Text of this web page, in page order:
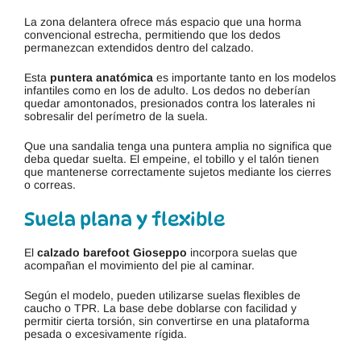
La zona delantera ofrece más espacio que una horma
convencional estrecha, permitiendo que los dedos
permanezcan extendidos dentro del calzado.
Esta puntera anatómica es importante tanto en los modelos
infantiles como en los de adulto. Los dedos no deberían
quedar amontonados, presionados contra los laterales ni
sobresalir del perímetro de la suela.
Que una sandalia tenga una puntera amplia no significa que
deba quedar suelta. El empeine, el tobillo y el talón tienen
que mantenerse correctamente sujetos mediante los cierres
o correas.
Suela plana y flexible
El calzado barefoot Gioseppo incorpora suelas que
acompañan el movimiento del pie al caminar.
Según el modelo, pueden utilizarse suelas flexibles de
caucho o TPR. La base debe doblarse con facilidad y
permitir cierta torsión, sin convertirse en una plataforma
pesada o excesivamente rígida.